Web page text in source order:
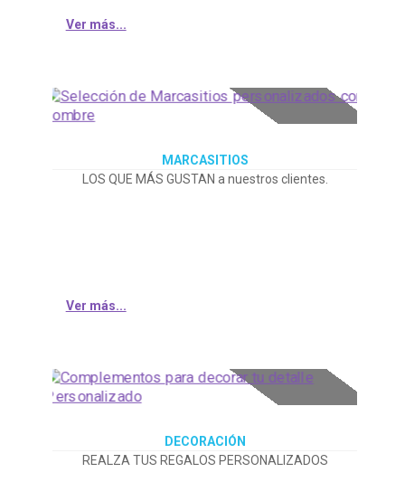
Ver más...
MARCASITIOS
LOS QUE MÁS GUSTAN a nuestros clientes.
Ver más...
DECORACIÓN
REALZA TUS REGALOS PERSONALIZADOS